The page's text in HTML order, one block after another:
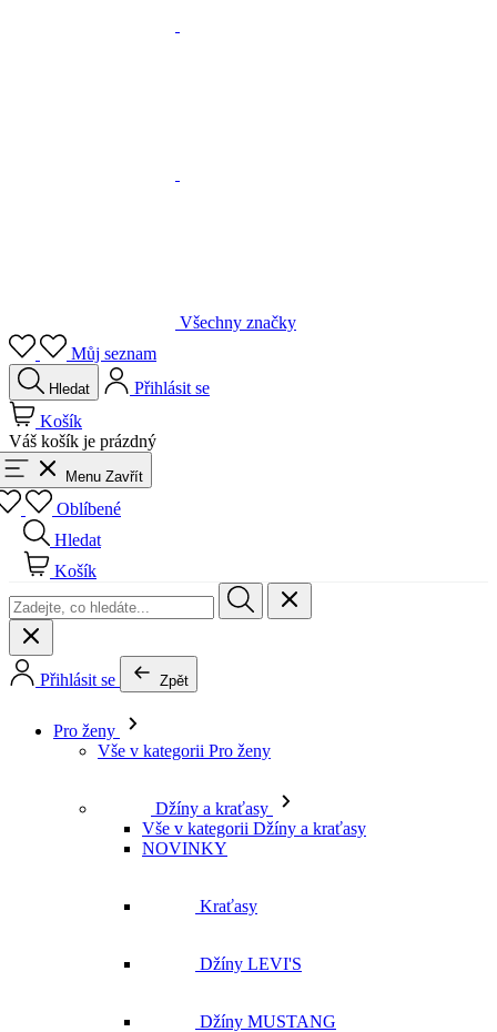
Všechny značky
Můj seznam
Hledat
Přihlásit se
Košík
Váš košík je prázdný
Menu Zavřít
Oblíbené
Hledat
Košík
Přihlásit se Zpět
Pro ženy
Vše v kategorii Pro ženy
Džíny a kraťasy
Vše v kategorii Džíny a kraťasy
NOVINKY
Kraťasy
Džíny LEVI'S
Džíny MUSTANG